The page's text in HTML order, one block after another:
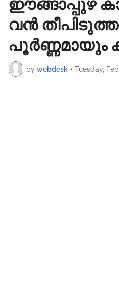
ഈങ്ങാപ്പുഴ
വൻ
പൂർണ്ണമായും
by webdesk • Tuesday,